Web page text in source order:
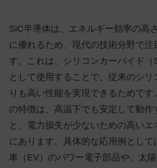
SiC半導体は、エネルギー効率の高
に優れるため、現代の技術分野で注
す。これは、シリコンカーバイド（
として使用することで、従来のシリ
りも高い性能を実現できるためです
の特徴は、高温下でも安定して動作
と、電力損失が少ないための高いエ
にあります。具体的な応用例として
車（EV）のパワー電子部品や、太